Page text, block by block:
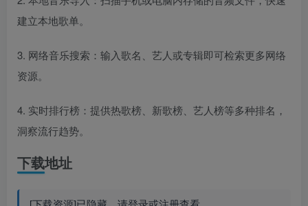
建立本地歌单。
3. 网络音乐搜索：输入歌名、艺人或专辑即可检索更多网络
资源。
4. 实时排行榜：提供热歌榜、新歌榜、艺人榜等多种排名，
洞察流行趋势。
下载地址